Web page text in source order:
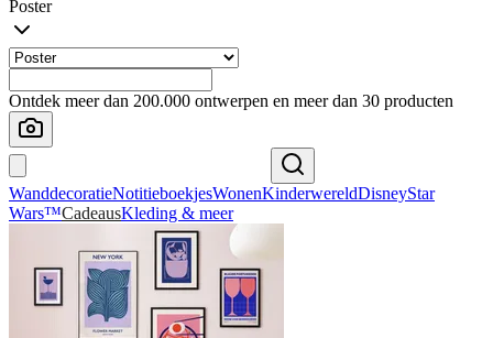
Poster
Ontdek meer dan 200.000 ontwerpen en meer dan 30 producten
WanddecoratieNotitieboekjesWonenKinderwereldDisneyStar
Wars™CadeausKleding & meer